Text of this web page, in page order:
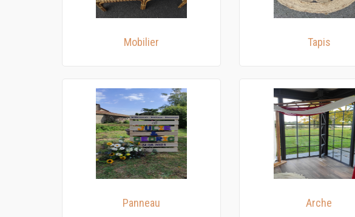
Mobilier Tapis
Panneau Arche